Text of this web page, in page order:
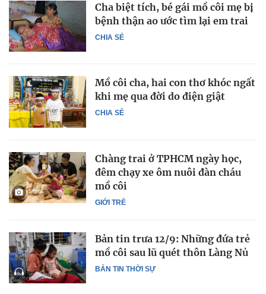
CHIA SẺ
Cha biệt tích, bé gái mồ côi mẹ bị
bệnh thận ao ước tìm lại em trai
CHIA SẺ
Mồ côi cha, hai con thơ khóc ngất
khi mẹ qua đời do điện giật
GIỚI TRẺ
Chàng trai ở TPHCM ngày học,
đêm chạy xe ôm nuôi đàn cháu
mồ côi
BẢN TIN THỜI SỰ
Bản tin trưa 12/9: Những đứa trẻ
mồ côi sau lũ quét thôn Làng Nủ